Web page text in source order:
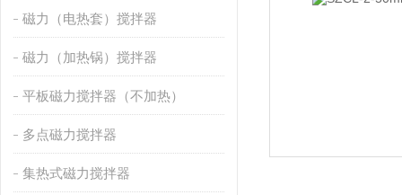
磁力（电热套）搅拌器
磁力（加热锅）搅拌器
平板磁力搅拌器（不加热）
多点磁力搅拌器
集热式磁力搅拌器